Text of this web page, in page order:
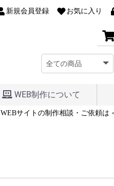
新規会員登録 お気に入り
WEB制作について
WEBサイトの制作相談・ご依頼は